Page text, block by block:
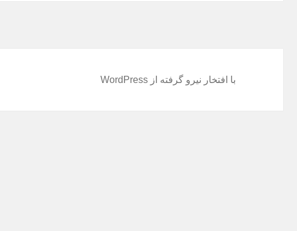
با افتخار نیرو گرفته از WordPress